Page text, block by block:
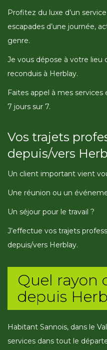
Profitez du luxe d’un
escapades d’une journée,
genre.
Je vous dépose à votre lieu
reconduis à Herblay.
Faites appel à mes
7 jours sur 7.
Vos trajets
depuis/vers
Un client important vient
Une réunion ou un
Un séjour pour le travail ?
J’effectue vos trajets
depuis/vers Herblay.
Quel rayon
depuis
Habitant Sannois, dans le
services dans tout le